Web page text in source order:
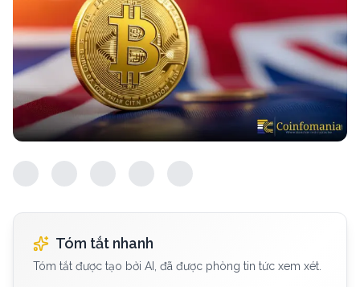
Tóm tắt nhanh
Tóm tắt được tạo bởi AI, đã được phòng tin tức xem xét.